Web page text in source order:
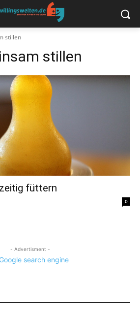
stillen
stillen
füttern
0
- Advertisment -